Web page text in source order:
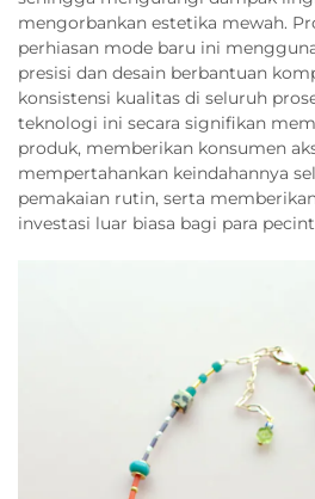
mengorbankan estetika mewah.
perhiasan mode baru ini
presisi dan desain berbantuan
konsistensi kualitas di seluruh
teknologi ini secara signifikan
produk, memberikan konsumen
mempertahankan keindahannya
pemakaian rutin, serta
investasi luar biasa bagi para